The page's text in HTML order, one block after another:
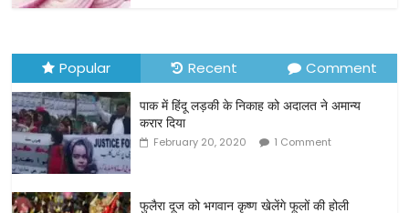
Popular Recent Comment
पाक में हिंदू लड़की के निकाह को अदालत ने अमान्य
करार दिया
February 20, 2020 1 Comment
फुलैरा दूज को भगवान कृष्ण खेलेंगे फूलों की होली